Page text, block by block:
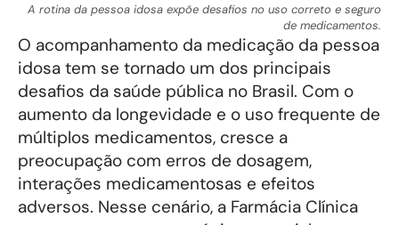
A rotina da pessoa idosa expõe desafios no uso correto e seguro
de medicamentos.
O acompanhamento da medicação da pessoa
idosa tem se tornado um dos principais
desafios da saúde pública no Brasil. Com o
aumento da longevidade e o uso frequente de
múltiplos medicamentos, cresce a
preocupação com erros de dosagem,
interações medicamentosas e efeitos
adversos. Nesse cenário, a Farmácia Clínica